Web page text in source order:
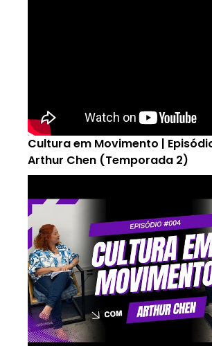
Cultura em Movimento |
Arthur Chen (Temporada 2)